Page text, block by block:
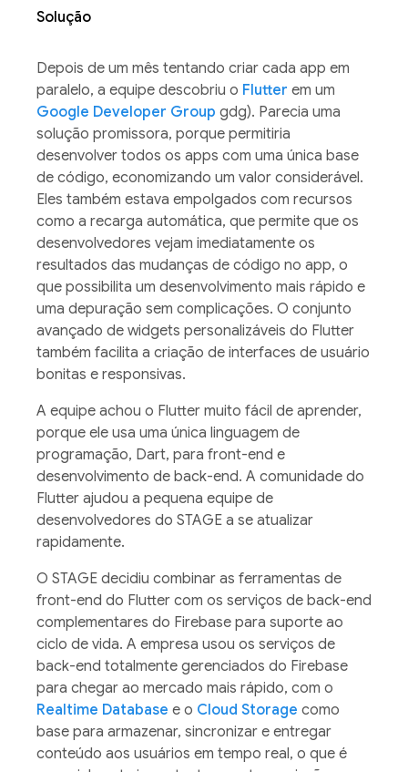
Solução
Depois de um mês tentando criar cada app em
paralelo, a equipe descobriu o Flutter em um
Google Developer Group gdg). Parecia uma
solução promissora, porque permitiria
desenvolver todos os apps com uma única base
de código, economizando um valor considerável.
Eles também estava empolgados com recursos
como a recarga automática, que permite que os
desenvolvedores vejam imediatamente os
resultados das mudanças de código no app, o
que possibilita um desenvolvimento mais rápido e
uma depuração sem complicações. O conjunto
avançado de widgets personalizáveis do Flutter
também facilita a criação de interfaces de usuário
bonitas e responsivas.
A equipe achou o Flutter muito fácil de aprender,
porque ele usa uma única linguagem de
programação, Dart, para front-end e
desenvolvimento de back-end. A comunidade do
Flutter ajudou a pequena equipe de
desenvolvedores do STAGE a se atualizar
rapidamente.
O STAGE decidiu combinar as ferramentas de
front-end do Flutter com os serviços de back-end
complementares do Firebase para suporte ao
ciclo de vida. A empresa usou os serviços de
back-end totalmente gerenciados do Firebase
para chegar ao mercado mais rápido, com o
Realtime Database e o Cloud Storage como
base para armazenar, sincronizar e entregar
conteúdo aos usuários em tempo real, o que é